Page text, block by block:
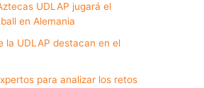
UDLAP jugará el
en Alemania
la UDLAP destacan en el
para analizar los retos